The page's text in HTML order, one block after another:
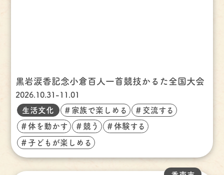
黒岩涙香記念小倉百人一首競技かるた全国大会
2026.10.31-11.01
生活文化 ＃家族で楽しめる ＃交流する
＃体を動かす ＃競う ＃体験する
＃子どもが楽しめる